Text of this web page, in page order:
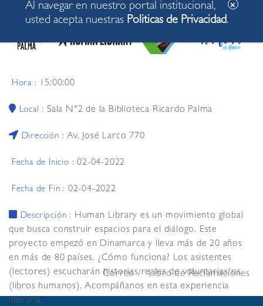
Hora : 15:00:00
Local : Sala N°2 de la Biblioteca Ricardo Palma
Dirección :Av. José Larco 770
Fecha de Inicio :02-04-2022
Fecha de Fin : 02-04-2022
Descripción : Human Library es un movimiento global
que busca construir espacios para el diálogo. Este
proyecto empezó en Dinamarca y lleva más de 20 años
en más de 80 países. ¿Cómo funciona? Los asistentes
(lectores) escucharán historias reales de voluntarias/os
(libros humanos). Acompáñanos en esta experiencia
literaria.
Correo Libro de Reclamaciones
Al navegar en nuestro portal institucional,
usted acepta nuestras Politicas de Privacidad.